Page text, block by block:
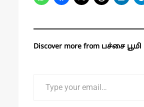
Discover more from பச்சை பூமி